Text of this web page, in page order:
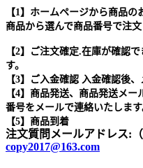
【1】ホームページから商品
商品から選んで商品番号で注
【2】ご注文確定.在庫が確認
す。
【3】ご入金確認 入金確認後
【4】商品発送、商品発送メ
番号をメールで連絡いたします
【5】商品到着
注文質問メールアドレス:（
copy2017@163.com